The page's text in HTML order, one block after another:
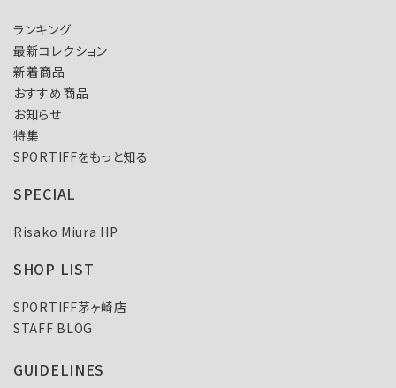
ランキング
最新コレクション
新着商品
おすすめ商品
お知らせ
特集
SPORTIFFをもっと知る
SPECIAL
Risako Miura HP
SHOP LIST
SPORTIFF茅ヶ崎店
STAFF BLOG
GUIDELINES